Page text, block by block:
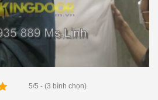
5/5 - (3 bình chọn)